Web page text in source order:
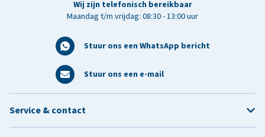
Wij zijn telefonisch bereikbaar
Maandag t/m vrijdag: 08:30 - 13:00 uur
Stuur ons een WhatsApp bericht
Stuur ons een e-mail
Service & contact